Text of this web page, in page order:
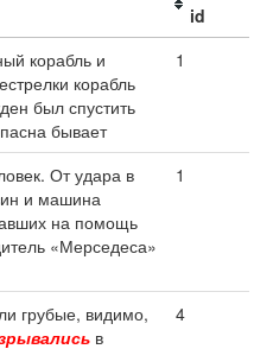
id
корабль и
корабль
был спустить
бывает
1
От удара в
и машина
на помощь
«Мерседеса»
1
грубые, видимо,
в
4